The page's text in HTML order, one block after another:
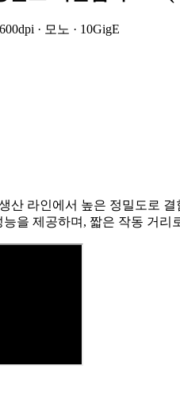
· 모노 · 10GigE
산 라인에서 높은 정밀도로 결
을 제공하며, 짧은 작동 거